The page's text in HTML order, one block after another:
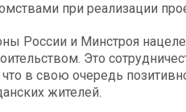
при реализации
России и Минстроя
Это
в свою очередь
жителей.